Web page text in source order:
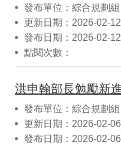
發布單位：綜合規劃組
更新日期：2026-02-12
發布日期：2026-02-12
點閱次數：
發布單位：綜合規劃組
更新日期：2026-02-06
發布日期：2026-02-06